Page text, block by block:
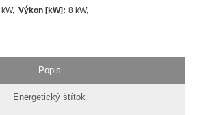
Výkon [kW] : 8 kW
Popis
Energetický štítok